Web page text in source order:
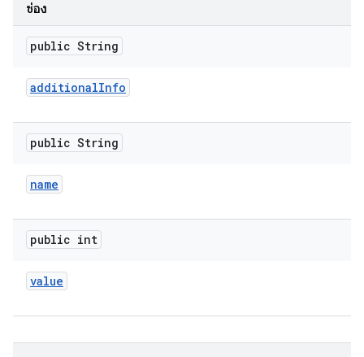
ช่อง
public String
additionalInfo
public String
name
public int
value